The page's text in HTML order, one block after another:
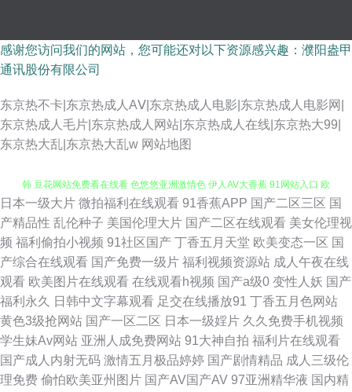
感谢您访问我们的网站，您可能还对以下资源感兴趣：濮阳盎甲
通讯股份有限公司
东京热不卡|东京热成人AⅤ|东京热成人电影|东京热成人电影网|
东京热成人毛片|东京热成人网站|东京热成人在线|东京热大99|
东京热大乱|东京热大乱w 网站地图
91巨炮美女网站 色综合国产成人 黑丝国产 婷婷激情操逼网 亚洲中文别类日
韩 豆花网站免费看在线看 色悠悠亚洲激情色 伊人AV大香蕉 91网站入口 欧
美人妖淫乱成人专区 91资源公开在线 久草免费福利资源站 亚洲一本在线 91
熊貓 欧美日韩精品专区 91九色porn蝌科 国产91福利视频 免费不卡肏屄视频
淫淫网4 91华人在线 超碰激情国产 男人天堂色91 影音先锋资源av不撸 超碰
日本一级大片 微拍福利在线观看 91香蕉APP 国产二区三区 国
产精品性 乱伦种子 美国伦理大片 国产二区在线观看 美女伦理视
频 福利偷拍小视频 91社区国产 丁香五月天堂 欧美变态一区 国
产综合在线观看 国产免费一级片 福利视频资源站 成人午夜在线
观看 欧美图片在线观看 在线观看h视频 国产a级0 变性人妖 国产
福利永久
日韩中文字幕观看 足交在线播放91 丁香五月色网站
黄色3级抢网站 国产一区二区 日本一级婬片 久久免费手机视频
学生妹Av网站 亚洲人成免费网站 91大神自拍 福利片在线观看
国产成人内射无码 激情五月极品婷婷 国产剧情精品 成人三级伦
理免费 偷怕欧美亚州图片 国产AV国产AV 97亚洲精华液 国内精